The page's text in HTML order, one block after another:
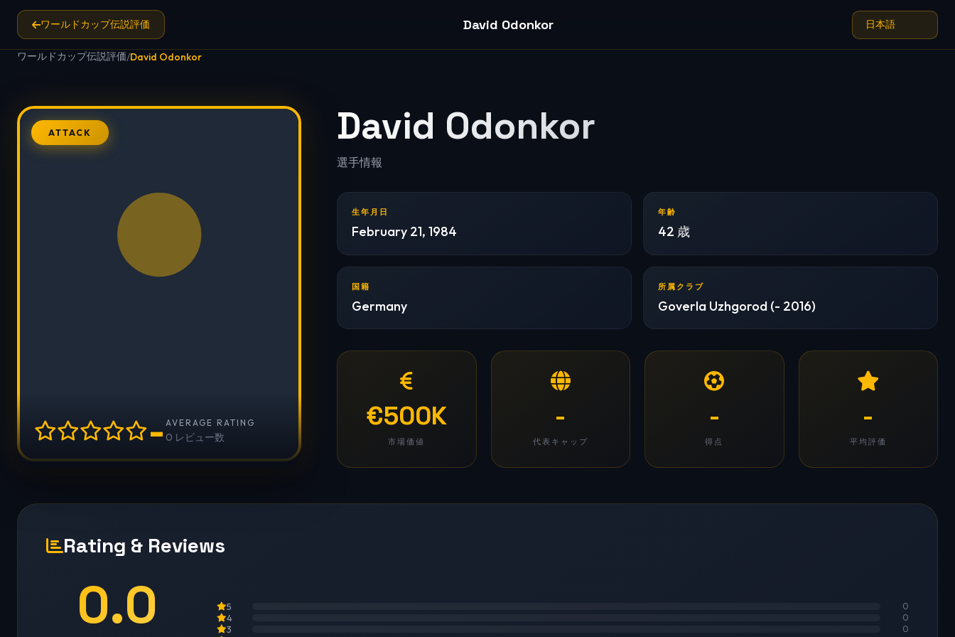
ワールドカップ伝説評価 David Odonkor
ワールドカップ伝説評価/David Odonkor
ATTACK
- AVERAGE RATING
0 レビュー数
David Odonkor
選手情報
生年月日
February 21, 1984
年齢
42 歳
国籍
Germany
所属クラブ
Goverla Uzhgorod (- 2016)
€500K
市場価値
-
代表キャップ
-
得点
-
平均評価
Rating & Reviews
0.0 5 0
4 0
3 0